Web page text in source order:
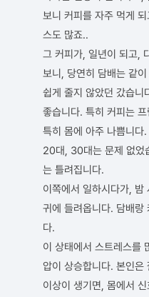
보니 커피를 자주 먹게
스도 많죠..
그 커피가, 일년이 되고,
보니, 당연히 담배는 같
쉽게 줄지 않았던 갔습니
좋습니다. 특히 커피는
특히 몸에 아주 나쁨니다
20대, 30대는 문제 없었
는 틀려집니다.
이쪽에서 일하시다가, 밤
귀에 들려옵니다. 담배랑
다.
이 상태에서 스트레스를
압이 상승합니다. 본인은
이상이 생기면, 몸에서